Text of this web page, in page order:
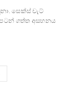
සෙක්ස් චැට්
ගත්ත අසහනය